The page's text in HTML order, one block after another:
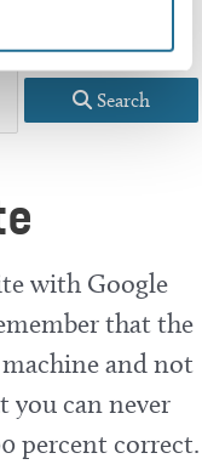
Search
with Google
that the
and not
you can never
percent correct.